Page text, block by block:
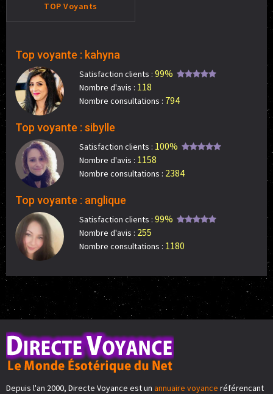
TOP Voyants
Top voyante : kahyna
Satisfaction clients : 99%
Nombre d'avis : 118
Nombre consultations : 794
Top voyante : sibylle
Satisfaction clients : 100%
Nombre d'avis : 1158
Nombre consultations : 2384
Top voyante : anglique
Satisfaction clients : 99%
Nombre d'avis : 255
Nombre consultations : 1180
Depuis l'an 2000, Directe Voyance est un annuaire voyance référencant